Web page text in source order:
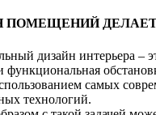
ПОМЕЩЕНИЙ
дизайн интерьера –
функциональная
самых
технологий.